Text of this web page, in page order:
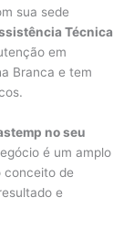
sua sede
Técnica
em
Branca e tem
no seu
é um amplo
conceito de
e